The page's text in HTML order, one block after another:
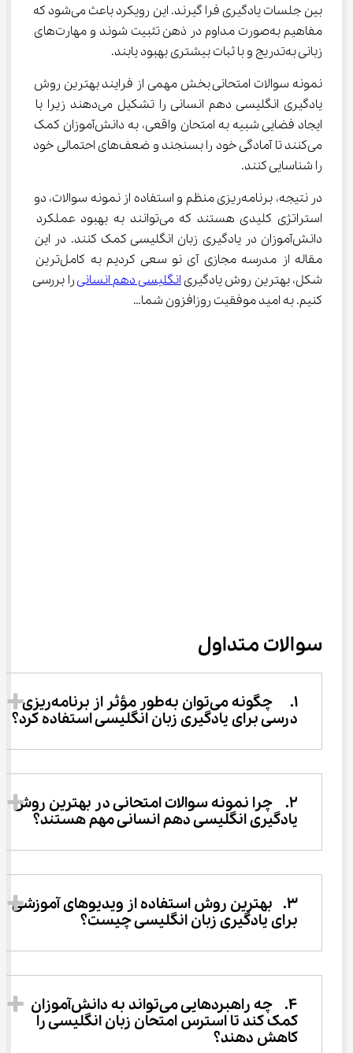
بین جلسات یادگیری فرا گیرند. این رویکرد باعث می‌شود که
مفاهیم به‌صورت مداوم در ذهن تثبیت شوند و مهارت‌های
زبانی به‌تدریج و با ثبات بیشتری بهبود یابند.
نمونه سوالات امتحانی بخش مهمی از فرایند بهترین روش
یادگیری انگلیسی دهم انسانی را تشکیل می‌دهند زیرا با
ایجاد فضایی شبیه به امتحان واقعی، به دانش‌آموزان کمک
می‌کنند تا آمادگی خود را بسنجند و ضعف‌های احتمالی خود
را شناسایی کنند.
در نتیجه، برنامه‌ریزی منظم و استفاده از نمونه سوالات، دو
استراتژی کلیدی هستند که می‌توانند به بهبود عملکرد
دانش‌آموزان در یادگیری زبان انگلیسی کمک کنند. در این
مقاله از مدرسه مجازی آی نو سعی کردیم به کامل‌ترین
شکل، بهترین روش یادگیری انگلیسی دهم انسانی را بررسی
کنیم. به امید موفقیت روزافزون شما…
سوالات متداول
1.	چگونه می‌توان به‌طور مؤثر از برنامه‌ریزی
درسی برای یادگیری زبان انگلیسی استفاده کرد؟
2.	چرا نمونه سوالات امتحانی در بهترین روش
یادگیری انگلیسی دهم انسانی مهم هستند؟
3.	بهترین روش استفاده از ویدیوهای آموزشی
برای یادگیری زبان انگلیسی چیست؟
4.	چه راهبردهایی می‌تواند به دانش‌آموزان
کمک کند تا استرس امتحان زبان انگلیسی را
کاهش دهند؟